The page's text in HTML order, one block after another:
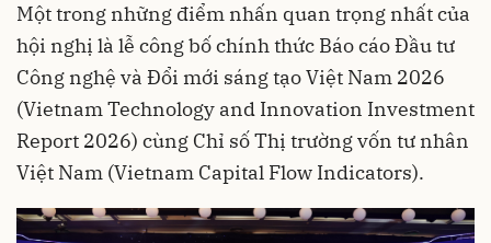
Một trong những điểm nhấn quan trọng nhất của
hội nghị là lễ công bố chính thức Báo cáo Đầu tư
Công nghệ và Đổi mới sáng tạo Việt Nam 2026
(Vietnam Technology and Innovation Investment
Report 2026) cùng Chỉ số Thị trường vốn tư nhân
Việt Nam (Vietnam Capital Flow Indicators).